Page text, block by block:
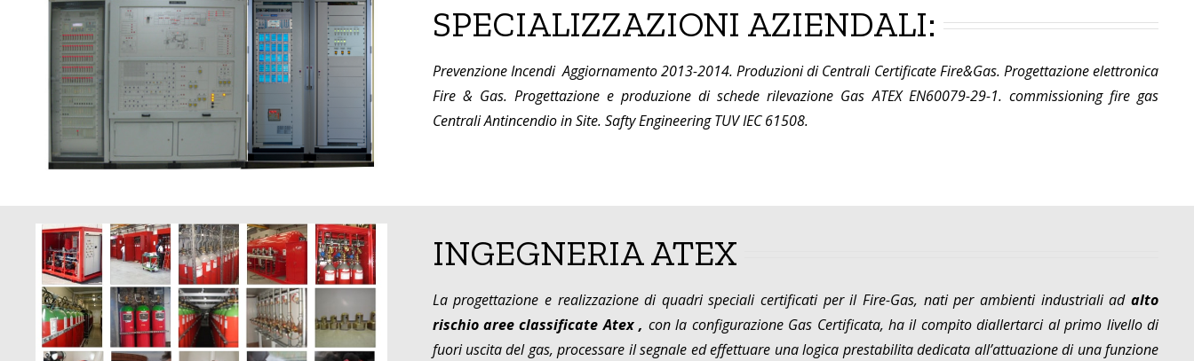
SPECIALIZZAZIONI AZIENDALI:
Prevenzione Incendi Aggiornamento 2013-2014. Produzioni di Centrali Certificate Fire&Gas. Progettazione elettronica
Fire & Gas. Progettazione e produzione di schede rilevazione Gas ATEX EN60079-29-1. commissioning fire gas
Centrali Antincendio in Site. Safty Engineering TUV IEC 61508.
INGEGNERIA ATEX
La progettazione e realizzazione di quadri speciali certificati per il Fire-Gas, nati per ambienti industriali adalto
rischio aree classificate Atex , con la configurazione Gas Certificata, ha il compito diallertarci al primo livello di
fuori uscita del gas, processare il segnale ed effettuare una logica prestabilita dedicata all’attuazione di una funzione